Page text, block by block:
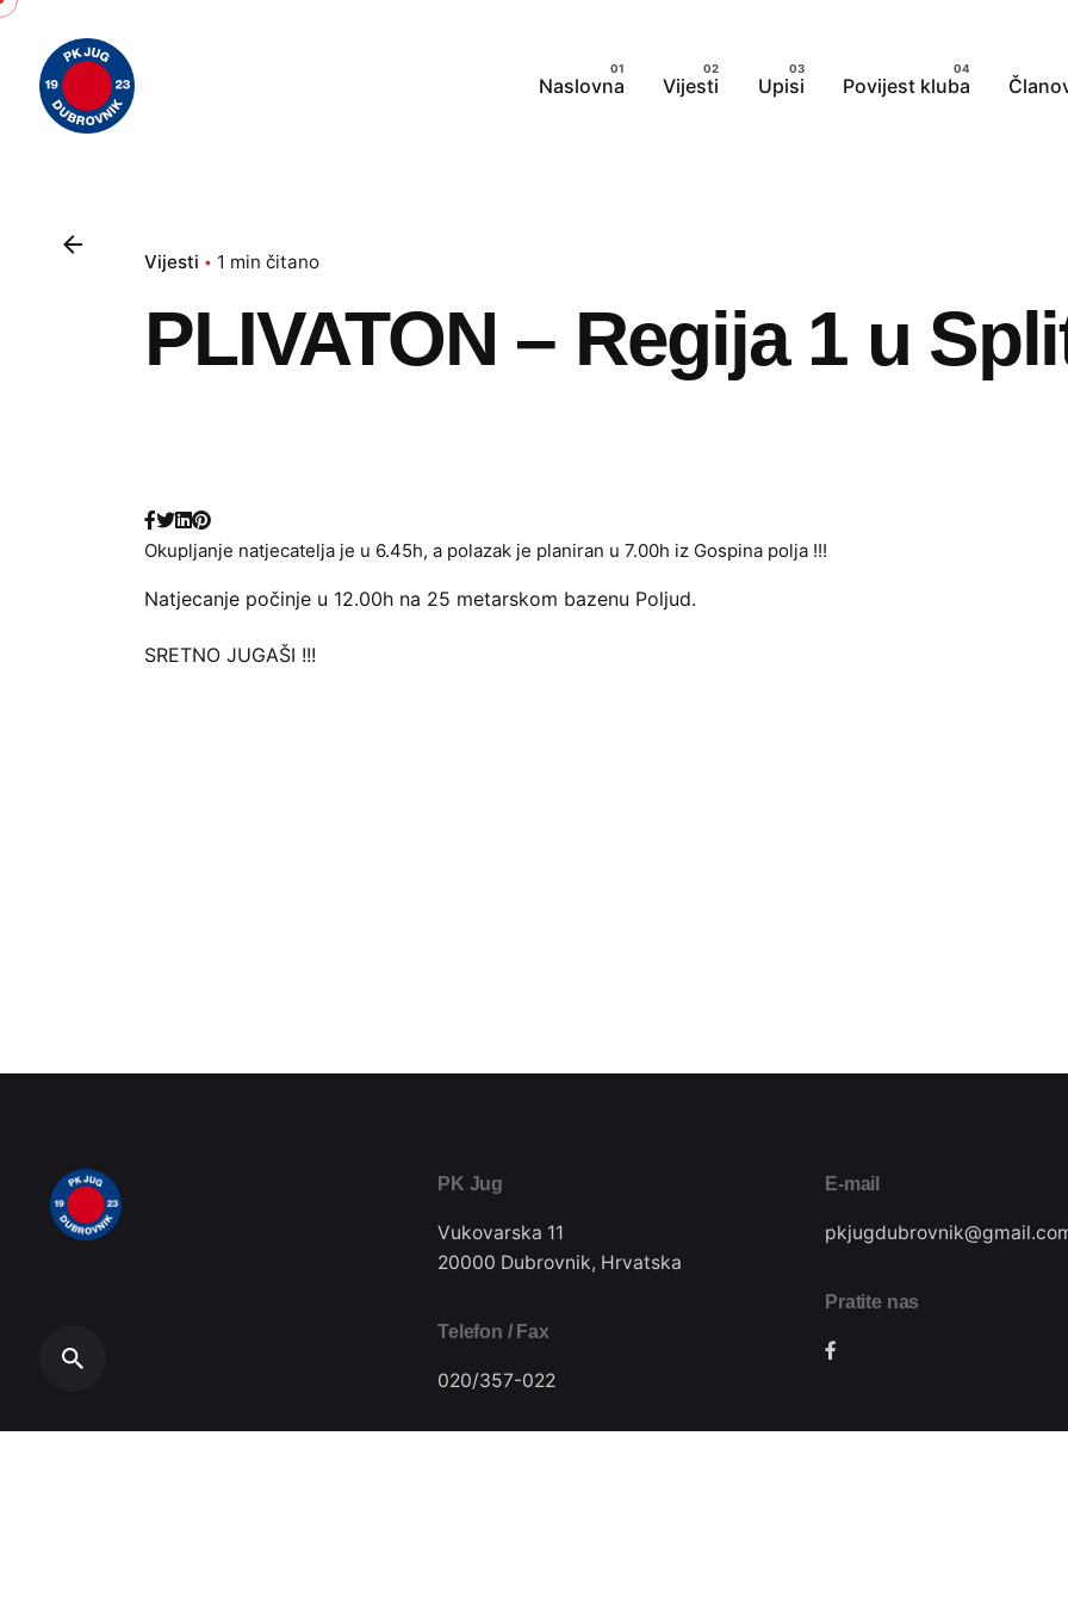
Skip
content
Naslovna Vijesti Upisi Povijest kluba
Vijesti 1 min čitano
PLIVATON – Regija 1 u
Okupljanje natjecatelja je u 6.45h, a polazak je planiran u 7.00h iz Gospina polja !!!
Natjecanje počinje u 12.00h na 25 metarskom bazenu Poljud.
SRETNO JUGAŠI !!!
PK Jug
Vukovarska 11
20000 Dubrovnik, Hrvatska
Telefon / Fax
020/357-022
E-mail
Pratite nas